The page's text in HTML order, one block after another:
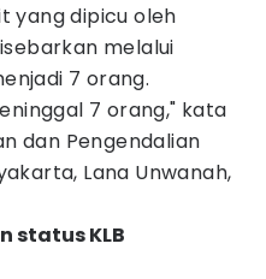
yang dipicu oleh
melalui
7 orang.
7 orang," kata
dan Pengendalian
Lana Unwanah,
status KLB